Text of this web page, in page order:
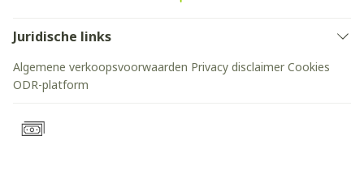
Juridische links
Algemene verkoopsvoorwaarden Privacy disclaimer Cookies
ODR-platform